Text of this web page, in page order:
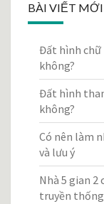
BÀI VIẾT MỚI
Đất hình chữ
không?
Đất hình
không?
Có nên làm
và lưu ý
Nhà 5 gian 2
truyền